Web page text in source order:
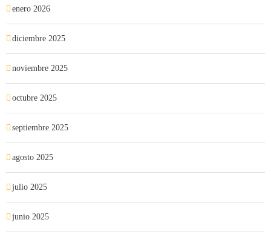
enero 2026
diciembre 2025
noviembre 2025
octubre 2025
septiembre 2025
agosto 2025
julio 2025
junio 2025